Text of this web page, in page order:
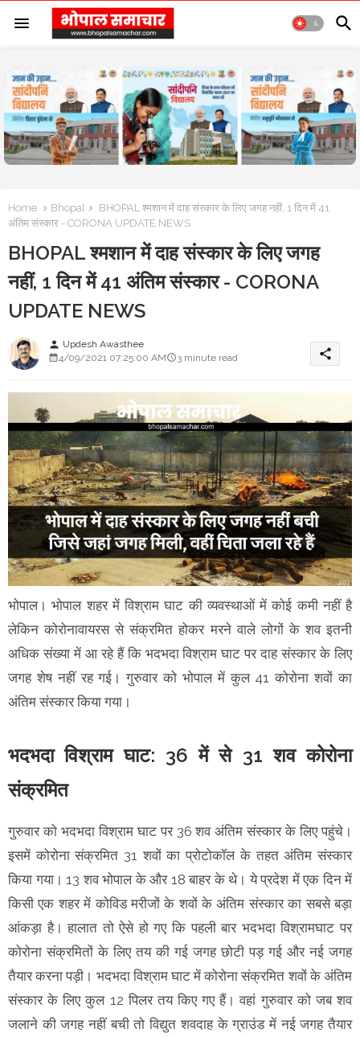
Home Bhopal
BHOPAL श्मशान में दाह संस्कार के लिए जगह नहीं, 1 दिन में 41
अंतिम संस्कार - CORONA UPDATE NEWS
BHOPAL श्मशान में दाह संस्कार के लिए जगह
नहीं, 1 दिन में 41 अंतिम संस्कार - CORONA
UPDATE NEWS
person Updesh Awasthee
4/09/2021 07:25:00 AM
3 minute read share
भोपाल। भोपाल शहर में विश्राम घाट की व्यवस्थाओं में कोई कमी नहीं है
लेकिन कोरोनावायरस से संक्रमित होकर मरने वाले लोगों के शव इतनी
अधिक संख्या में आ रहे हैं कि भदभदा विश्राम घाट पर दाह संस्कार के लिए
जगह शेष नहीं रह गई। गुरुवार को भोपाल में कुल 41 कोरोना शवों का
अंतिम संस्कार किया गया।
भदभदा विश्राम घाट: 36 में से 31 शव कोरोना
संक्रमित
गुरुवार को भदभदा विश्राम घाट पर 36 शव अंतिम संस्कार के लिए पहुंचे।
इसमें कोरोना संक्रमित 31 शवों का प्रोटोकॉल के तहत अंतिम संस्कार
किया गया। 13 शव भोपाल के और 18 बाहर के थे। ये प्रदेश में एक दिन में
किसी एक शहर में कोविड मरीजों के शवों के अंतिम संस्कार का सबसे बड़ा
आंकड़ा है। हालात तो ऐसे हो गए कि पहली बार भदभदा विश्रामघाट पर
कोरोना संक्रमितों के लिए तय की गई जगह छोटी पड़ गई और नई जगह
तैयार करना पड़ी। भदभदा विश्राम घाट में कोरोना संक्रमित शवों के अंतिम
संस्कार के लिए कुल 12 पिलर तय किए गए हैं। वहां गुरुवार को जब शव
जलाने की जगह नहीं बची तो विद्युत शवदाह के ग्राउंड में नई जगह तैयार